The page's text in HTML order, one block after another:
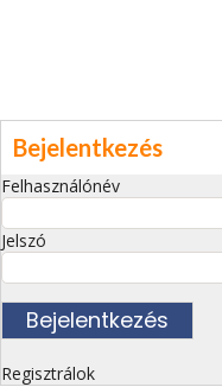
Bejelentkezés
Felhasználónév
Jelszó
Regisztrálok